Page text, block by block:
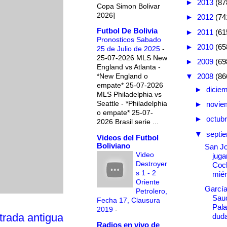
antigua
Copa Simon Bolivar
2026]
Futbol De Bolivia
Pronosticos Sabado
25 de Julio de 2025 -
25-07-2026 MLS New
England vs Atlanta -
*New England o
empate* 25-07-2026
MLS Philadelphia vs
Seattle - *Philadelphia
o empate* 25-07-
2026 Brasil serie ...
Videos del Futbol
Boliviano
Video
Destroyer
s 1 - 2
Oriente
Petrolero,
Fecha 17, Clausura
2019 -
Radios en vivo de
► 2013
► 2012
► 2011
► 2010
► 2009
▼ 2008
►
►
►
▼
San